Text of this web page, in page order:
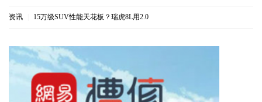
资讯 15万级SUV性能天花板？瑞虎8L用2.0